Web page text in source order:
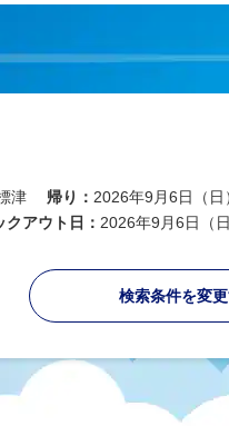
津 帰り： 2026年9月6日（
クアウト日： 2026年9月6日（日
検索条件を変